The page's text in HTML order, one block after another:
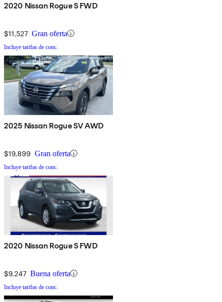
2020 Nissan Rogue S FWD
$11,527 Gran oferta
Incluye tarifas de conc.
2025 Nissan Rogue SV AWD
$19,899 Gran oferta
Incluye tarifas de conc.
2020 Nissan Rogue S FWD
$9,247 Buena oferta
Incluye tarifas de conc.